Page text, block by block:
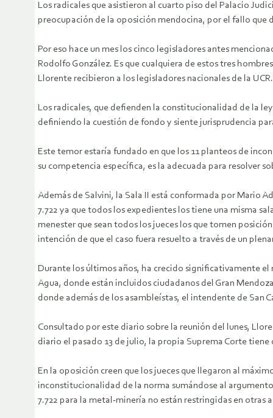
Los radicales que asistieron al cuarto piso del Palacio
preocupación de la oposición mendocina, por el fallo que
Por eso hace un mes los cinco legisladores antes
Rodolfo González. Es que cualquiera de estos tres
Llorente recibieron a los legisladores nacionales de la
Los radicales, que defienden la constitucionalidad de la
definiendo la cuestión de fondo y siente jurisprudencia
Este temor estaría fundado en que los 11 planteos de
su competencia específica, es la adecuada para resolver
Además de Salvini, la Sala II está conformada por Mario
7.722 ya que todos los expedientes los tiene una misma
menester que sean todos los jueces los que tomen
intención de que el caso fuera resuelto a través de un
Durante los últimos años, ha crecido significativamente el
Agua, donde están incluidos ciudadanos del Gran
donde además de los asambleístas, el intendente de San
Consultado por este diario sobre la reunión del lunes,
diario el pasado 13 de julio, la propia Suprema Corte
En la oposición creen que los jueces que llegaron al
inconstitucionalidad de la norma sumándose al
7.722 para la metal-minería no están restringidas en